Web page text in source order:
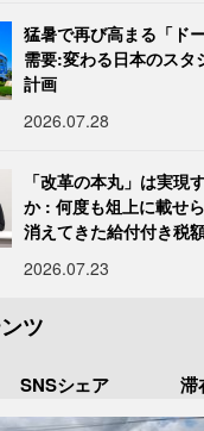
猛暑で再び高まる「ドー
需要:変わる日本のスタ
計画
2026.07.28
「改革の本丸」は実現
か : 何度も俎上に載せ
消えてきた給付付き税
2026.07.23
ツ
SNSシェア 滞